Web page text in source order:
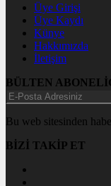
Üye Girişi
Üye Kaydı
Künye
Hakkımızda
İletişim
BÜLTEN
Bu web sitesinden
BİZİ TAKİP ET